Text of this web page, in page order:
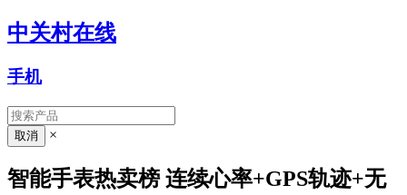
中关村在线
手机
×
智能手表热卖榜 连续心率+GPS轨迹+无